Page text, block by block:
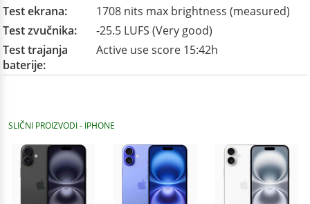
Test ekrana:
1708 nits max brightness (measured)
Test zvučnika:
-25.5 LUFS (Very good)
Test trajanja
baterije:
Active use score 15:42h
SLIČNI PROIZVODI - IPHONE